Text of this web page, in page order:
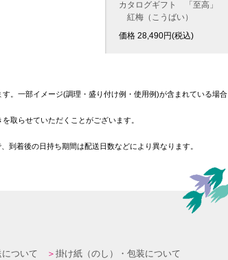
カタログギフト 「至高」
紅梅（こうばい）
価格 28,490円(税込)
。一部イメージ(調理・盛り付け例・使用例)が含まれている場合
取らせていただくことがございます。
到着後の日持ち期間は配送日数などにより異なります。
ついて
掛け紙（のし）・包装について